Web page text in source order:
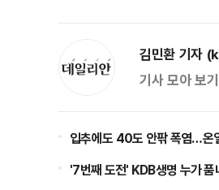
김민환 기자
기사 모아 보
입추에도 40도 안팎 폭염…온
'7번째 도전' KDB생명 누가